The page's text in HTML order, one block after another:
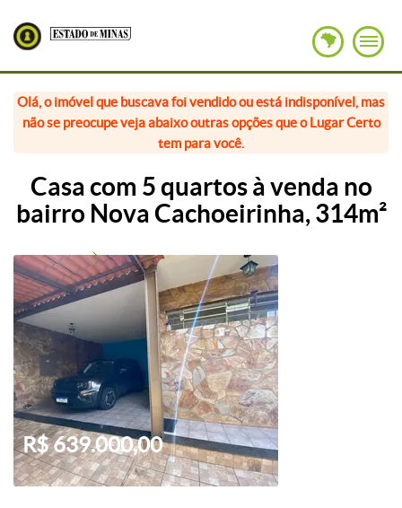
Olá, o imóvel que buscava foi vendido ou está indisponível, mas
não se preocupe veja abaixo outras opções que o Lugar Certo
tem para você.
Casa com 5 quartos à venda no
bairro Nova Cachoeirinha, 314m²
R$ 639.000,00